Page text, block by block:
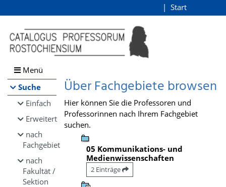
Browsen
direkt zum Inhalt
Start
Menü
Suche
Einfach
Erweitert
nach
Fachgebiet
nach
Fakultät /
Sektion
Über Fachgebiete browsen
Hier können Sie die Professoren und
Professorinnen nach Ihrem Fachgebiet
suchen.
05 Kommunikations- und
Medienwissenschaften
2 Einträge